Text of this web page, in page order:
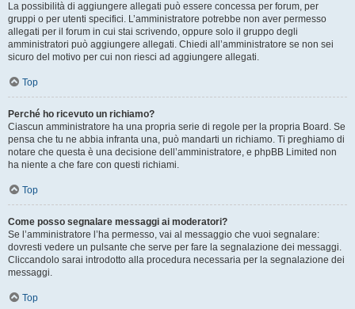
La possibilità di aggiungere allegati può essere concessa per forum, per
gruppi o per utenti specifici. L’amministratore potrebbe non aver permesso
allegati per il forum in cui stai scrivendo, oppure solo il gruppo degli
amministratori può aggiungere allegati. Chiedi all’amministratore se non sei
sicuro del motivo per cui non riesci ad aggiungere allegati.
Top
Perché ho ricevuto un richiamo?
Ciascun amministratore ha una propria serie di regole per la propria Board. Se
pensa che tu ne abbia infranta una, può mandarti un richiamo. Ti preghiamo di
notare che questa è una decisione dell’amministratore, e phpBB Limited non
ha niente a che fare con questi richiami.
Top
Come posso segnalare messaggi ai moderatori?
Se l’amministratore l’ha permesso, vai al messaggio che vuoi segnalare:
dovresti vedere un pulsante che serve per fare la segnalazione dei messaggi.
Cliccandolo sarai introdotto alla procedura necessaria per la segnalazione dei
messaggi.
Top